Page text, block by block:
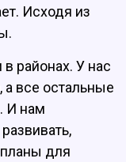
Исходя из
районах. У нас
а все остальные
И нам
для